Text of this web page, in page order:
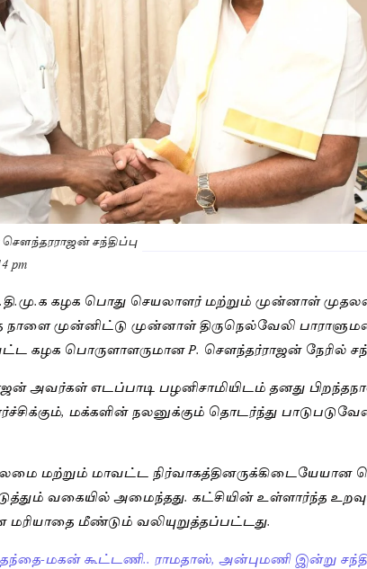
சந்திப்பு
pm
கழக பொது செயலாளர் மற்றும் முன்னாள்
நாளை முன்னிட்டு முன்னாள் திருநெல்வேலி
கழக பொருளாளருமான P. சௌந்தர்ராஜன் நேரில்
அவர்கள் எடப்பாடி பழனிசாமியிடம் தனது
மக்களின் நலனுக்கும் தொடர்ந்து
மற்றும் மாவட்ட நிர்வாகத்தினருக்கிடையேயான
வகையில் அமைந்தது. கட்சியின் உள்ளார்ந்த
மீண்டும் வலியுறுத்தப்பட்டது.
மகன் கூட்டணி.. ராமதாஸ், அன்புமணி இன்று